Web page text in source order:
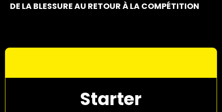
DE LA BLESSURE AU RETOUR À LA COMPÉTITION
Starter